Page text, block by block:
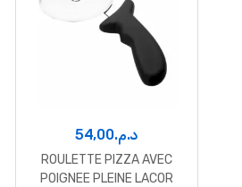
د.م.54,00
ROULETTE PIZZA AVEC
POIGNEE PLEINE LACOR